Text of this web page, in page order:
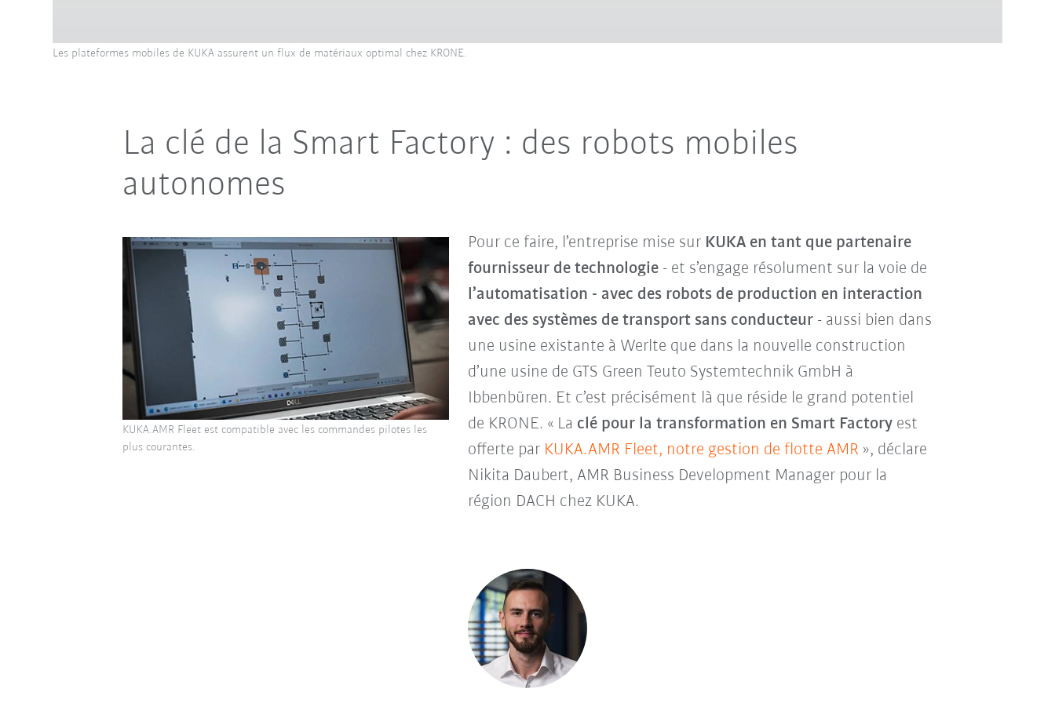
Les plateformes mobiles de KUKA assurent un flux de matériaux optimal chez KRONE.
La clé de la Smart Factory : des robots mobiles
autonomes
Pour ce faire, l’entreprise mise sur KUKA en tant que partenaire
fournisseur de technologie- et s’engage résolument sur la voie de
l’automatisation - avec des robots de production en interaction
avec des systèmes de transport sans conducteur- aussi bien dans
une usine existante à Werlte que dans la nouvelle construction
d’une usine de GTS Green Teuto Systemtechnik GmbH à
Ibbenbüren. Et c’est précisément là que réside le grand potentiel
de KRONE. « La clé pour la transformation en Smart Factoryest
offerte par KUKA.AMR Fleet, notre gestion de flotte AMR », déclare
Nikita Daubert, AMR Business Development Manager pour la
région DACH chez KUKA.
KUKA.AMR Fleet est compatible avec les commandes pilotes les
plus courantes.